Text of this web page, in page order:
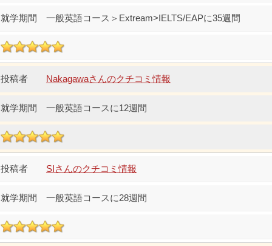
一般英語コース＞Extream>IELTS/EAPに35週間
Nakagawaさんのクチコミ情報
一般英語コースに12週間
SIさんのクチコミ情報
一般英語コースに28週間